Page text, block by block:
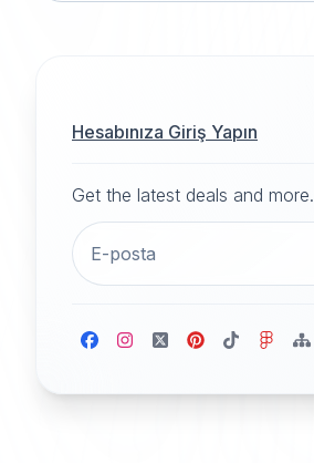
Hesabınıza Giriş Yapın
Get the latest deals and more.